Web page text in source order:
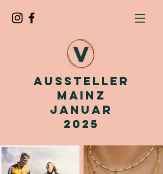
Aussteller
Mainz
Januar
2025